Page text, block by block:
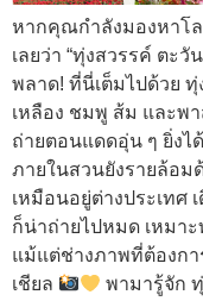
หากคุณกำลังมองหาโล
เลยว่า “ทุ่งสวรรค์ ตะ
พลาด! ที่นี่เต็มไปด้วย
เหลือง ชมพู ส้ม และพา
ถ่ายตอนแดดอุ่น ๆ ยิ่ง
ภายในสวนยังรายล้อ
เหมือนอยู่ต่างประเทศ
ก็น่าถ่ายไปหมด เหมา
แม้แต่ช่างภาพที่ต้องกา
เชียล
พามารู้จัก